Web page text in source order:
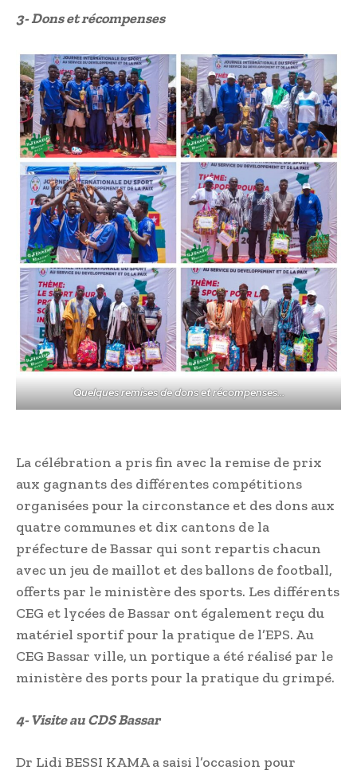
3- Dons et récompenses
Quelques remises de dons et récompenses…
La célébration a pris fin avec la remise de prix
aux gagnants des différentes compétitions
organisées pour la circonstance et des dons aux
quatre communes et dix cantons de la
préfecture de Bassar qui sont repartis chacun
avec un jeu de maillot et des ballons de football,
offerts par le ministère des sports. Les différents
CEG et lycées de Bassar ont également reçu du
matériel sportif pour la pratique de l’EPS. Au
CEG Bassar ville, un portique a été réalisé par le
ministère des ports pour la pratique du grimpé.
4- Visite au CDS Bassar
Dr Lidi BESSI KAMA a saisi l’occasion pour